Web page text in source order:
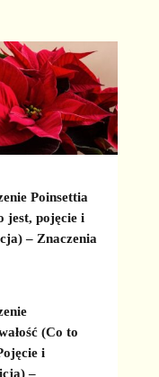
Poinsettia
jest, pojęcie i
– Znaczenia
(Co to
i
–